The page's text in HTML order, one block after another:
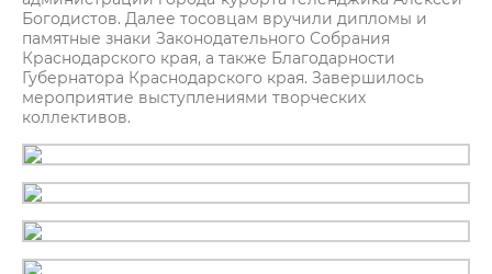
Богодистов. Далее тосовцам вручили дипломы и
памятные знаки Законодательного Собрания
Краснодарского края, а также Благодарности
Губернатора Краснодарского края. Завершилось
мероприятие выступлениями творческих
коллективов.